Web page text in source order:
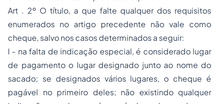
Art . 2º O título, a que falte qualquer dos requisitos
enumerados no artigo precedente não vale como
cheque, salvo nos casos determinados a seguir:
I - na falta de indicação especial, é considerado lugar
de pagamento o lugar designado junto ao nome do
sacado; se designados vários lugares, o cheque é
pagável no primeiro deles; não existindo qualquer